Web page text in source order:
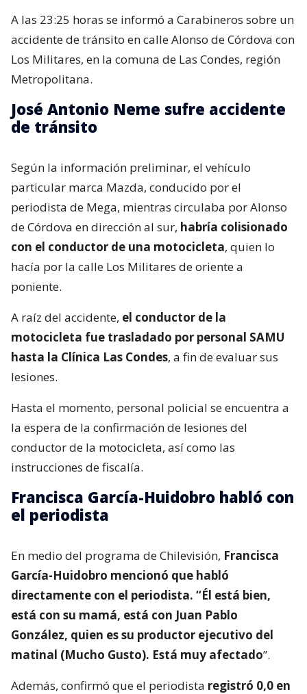
A las 23:25 horas se informó a Carabineros sobre un
accidente de tránsito en calle Alonso de Córdova con
Los Militares, en la comuna de Las Condes, región
Metropolitana.
José Antonio Neme sufre accidente
de tránsito
Según la información preliminar, el vehículo
particular marca Mazda, conducido por el
periodista de Mega, mientras circulaba por Alonso
de Córdova en dirección al sur, habría colisionado
con el conductor de una motocicleta, quien lo
hacía por la calle Los Militares de oriente a
poniente.
A raíz del accidente, el conductor de la
motocicleta fue trasladado por personal SAMU
hasta la Clínica Las Condes, a fin de evaluar sus
lesiones.
Hasta el momento, personal policial se encuentra a
la espera de la confirmación de lesiones del
conductor de la motocicleta, así como las
instrucciones de fiscalía.
Francisca García-Huidobro habló con
el periodista
En medio del programa de Chilevisión, Francisca
García-Huidobro mencionó que habló
directamente con el periodista. “Él está bien,
está con su mamá, está con Juan Pablo
González, quien es su productor ejecutivo del
matinal (Mucho Gusto). Está muy afectado”.
Además, confirmó que el periodista registró 0,0 en